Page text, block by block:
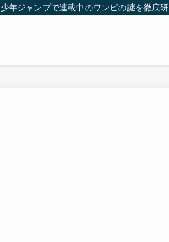
年ジャンプで連載中のワンピの謎を徹底